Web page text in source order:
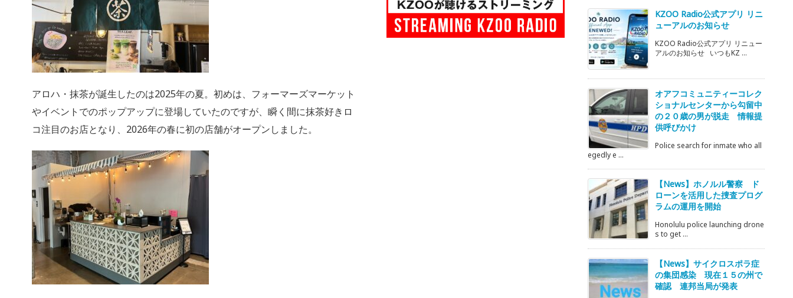
アロハ・抹茶が誕生したのは2025年の夏。初めは、フォーマーズマーケット
やイベントでのポップアップに登場していたのですが、瞬く間に抹茶好きロ
コ注目のお店となり、2026年の春に初の店舗がオープンしました。
KZOO Radio公式アプリ リニ
ューアルのお知らせ
KZOO Radio公式アプリ リニュー
アルのお知らせ いつもKZ ...
オアフコミュニティーコレク
ショナルセンターから勾留中
の２０歳の男が脱走 情報提
供呼びかけ
Police search for inmate who all
egedly e ...
【News】ホノルル警察 ド
ローンを活用した捜査プログ
ラムの運用を開始
Honolulu police launching drone
s to get ...
【News】サイクロスポラ症
の集団感染 現在１５の州で
確認 連邦当局が発表